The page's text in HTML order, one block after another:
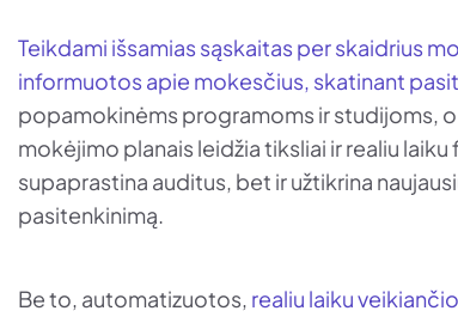
Teikdami išsamias sąskaitas per skaidrius
informuotos apie mokesčius, skatinant
popamokinėms programoms ir studijoms,
mokėjimo planais leidžia tiksliai ir realiu
supaprastina auditus, bet ir užtikrina
pasitenkinimą.
Be to, automatizuotos, realiu laiku